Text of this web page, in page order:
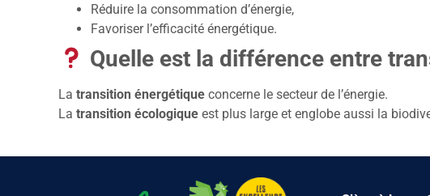
Réduire la consommation d’énergie,
Favoriser l’efficacité énergétique.
Quelle est la différence entre
La transition énergétique concerne le secteur de l’énergie.
La transition écologique est plus large et englobe aussi la